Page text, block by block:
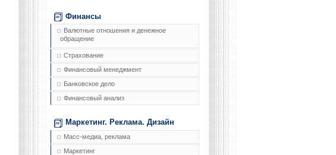
Финансы
Валютные отношения и денежное
обращение
Страхование
Финансовый менеджмент
Банковское дело
Финансовый анализ
Маркетинг. Реклама. Дизайн
Масс-медиа, реклама
Маркетинг